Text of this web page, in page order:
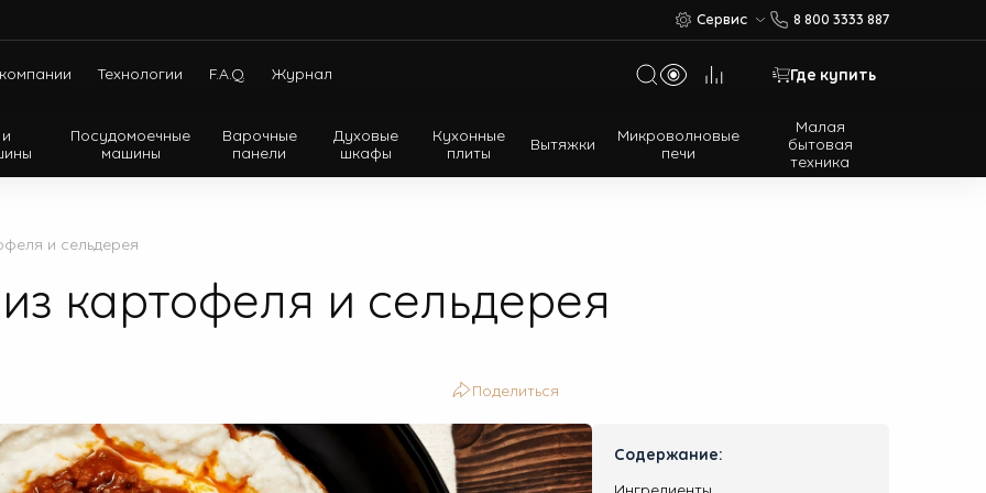
Сервис 8 800 3333 887
Технологии F.A.Q. Журнал Где купить
Посудомоечные
машины
Варочные
панели
Духовые
шкафы
Кухонные
плиты Вытяжки Микроволновые
печи
Малая
бытовая
техника
Холодильники с нижней морозильной камерой
Холодильники Side-by-side
Многодверные холодильники
и сельдерея
картофеля и сельдерея
Поделиться
Содержание:
Ингредиенты